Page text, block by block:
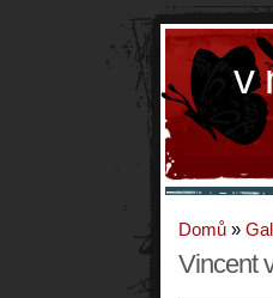
v
Domů »
Vincent